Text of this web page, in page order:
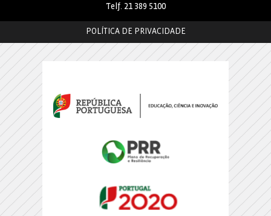
Telf. 21 389 5100
POLÍTICA DE PRIVACIDADE